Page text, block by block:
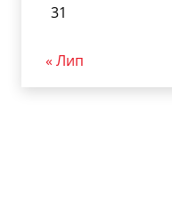
31
« Лип